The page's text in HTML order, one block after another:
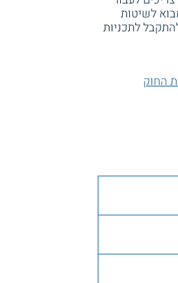
לשיטות
בממוצע 80 ומעלה על מנת להתקבל לתכניות
החוק